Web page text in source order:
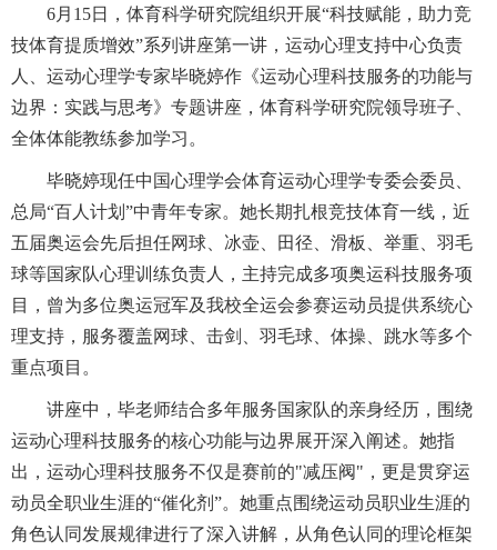
6月15日，体育科学研究院组织开展“科技赋能，助力竞
技体育提质增效”系列讲座第一讲，运动心理支持中心负责
人、运动心理学专家毕晓婷作《运动心理科技服务的功能与
边界：实践与思考》专题讲座，体育科学研究院领导班子、
全体体能教练参加学习。
毕晓婷现任中国心理学会体育运动心理学专委会委员、
总局“百人计划”中青年专家。她长期扎根竞技体育一线，近
五届奥运会先后担任网球、冰壶、田径、滑板、举重、羽毛
球等国家队心理训练负责人，主持完成多项奥运科技服务项
目，曾为多位奥运冠军及我校全运会参赛运动员提供系统心
理支持，服务覆盖网球、击剑、羽毛球、体操、跳水等多个
重点项目。
讲座中，毕老师结合多年服务国家队的亲身经历，围绕
运动心理科技服务的核心功能与边界展开深入阐述。她指
出，运动心理科技服务不仅是赛前的"减压阀"，更是贯穿运
动员全职业生涯的“催化剂”。她重点围绕运动员职业生涯的
角色认同发展规律进行了深入讲解，从角色认同的理论框架